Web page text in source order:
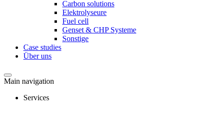
Carbon solutions
Elektrolyseure
Fuel cell
Genset & CHP Systeme
Sonstige
Case studies
Über uns
Main navigation
Services